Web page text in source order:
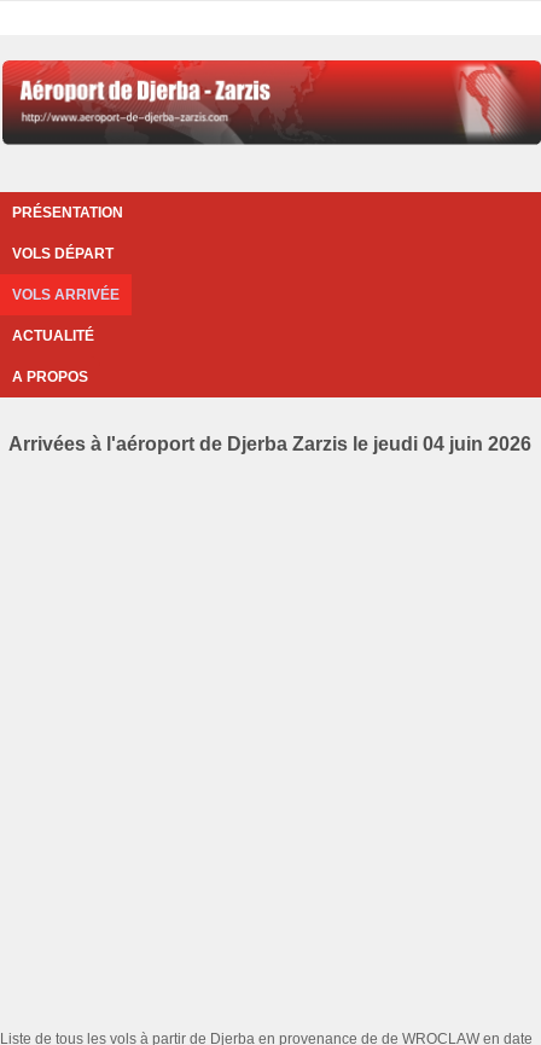
PRÉSENTATION
VOLS DÉPART
VOLS ARRIVÉE
ACTUALITÉ
A PROPOS
Arrivées à l'aéroport de Djerba Zarzis le jeudi 04 juin 2026
Liste de tous les vols à partir de Djerba en provenance de de WROCLAW en date